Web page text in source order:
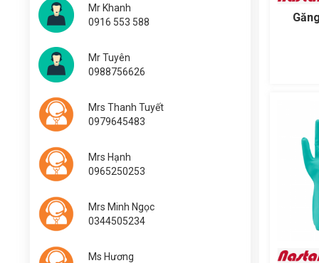
Mr Khanh
0916 553 588
Mr Tuyên
0988756626
Mrs Thanh Tuyết
0979645483
Mrs Hạnh
0965250253
Mrs Minh Ngọc
0344505234
Ms Hương